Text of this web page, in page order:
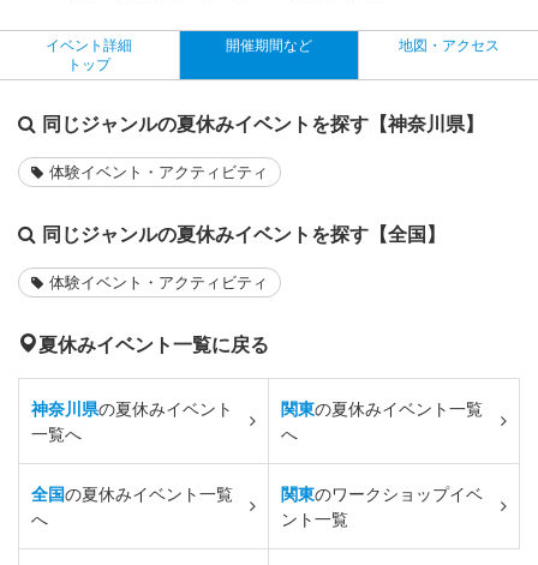
イベント詳細
トップ
開催期間など 地図・アクセス
同じジャンルの夏休みイベントを探す【神奈川県】
体験イベント・アクティビティ
同じジャンルの夏休みイベントを探す【全国】
体験イベント・アクティビティ
夏休みイベント一覧に戻る
神奈川県の夏休みイベント
一覧へ
関東の夏休みイベント一覧
へ
全国の夏休みイベント一覧
へ
関東のワークショップイベ
ント一覧